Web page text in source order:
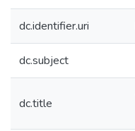
dc.identifier.uri
dc.subject
dc.title